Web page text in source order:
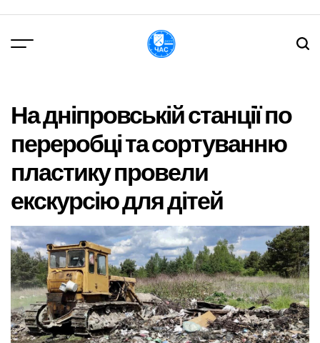
вмісту
На дніпровській станції по
переробці та сортуванню
пластику провели
екскурсію для дітей